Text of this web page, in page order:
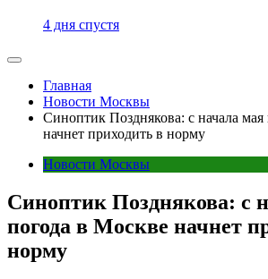
4 дня спустя
Главная
Новости Москвы
Синоптик Позднякова: с начала
начнет приходить в норму
Новости Москвы
Синоптик Позднякова: с
погода в Москве начнет
норму